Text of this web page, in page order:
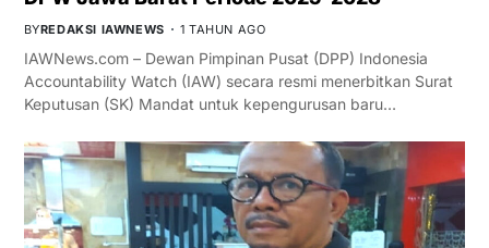
BYREDAKSI IAWNEWS 1 TAHUN AGO
IAWNews.com – Dewan Pimpinan Pusat (DPP) Indonesia
Accountability Watch (IAW) secara resmi menerbitkan Surat
Keputusan (SK) Mandat untuk kepengurusan baru…